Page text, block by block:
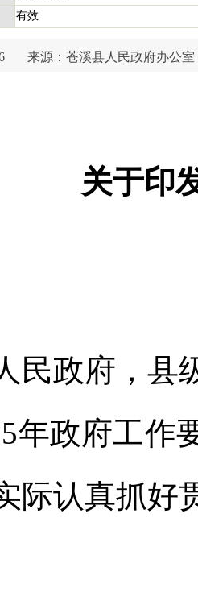
有效
来源：苍溪县人民政府办公室
关于印
民政府，县
年政府工
际认真抓好